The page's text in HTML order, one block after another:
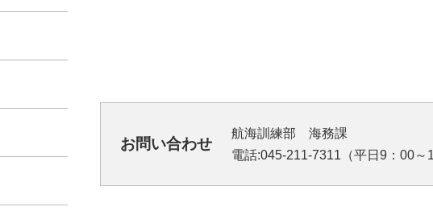
お問い合わせ
航海訓練部 海務課
電話:045-211-7311（平日9：00